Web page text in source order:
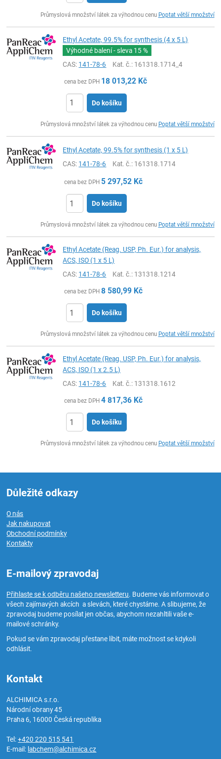
Průmyslová množství látek za výhodnou cenu Poptat větší množství
Ethyl Acetate, 99.5% for synthesis (4 x 5 L)
Výhodné balení - sleva 15 %
CAS: 141-78-6 Kat. č.: 161318.1714_4
cena bez DPH 18 013,22 Kč
Do košíku
Průmyslová množství látek za výhodnou cenu Poptat větší množství
Ethyl Acetate, 99.5% for synthesis (1 x 5 L)
CAS: 141-78-6 Kat. č.: 161318.1714
cena bez DPH 5 297,52 Kč
Do košíku
Průmyslová množství látek za výhodnou cenu Poptat větší množství
Ethyl Acetate (Reag. USP, Ph. Eur.) for analysis,
ACS, ISO (1 x 5 L)
CAS: 141-78-6 Kat. č.: 131318.1214
cena bez DPH 8 580,99 Kč
Do košíku
Průmyslová množství látek za výhodnou cenu Poptat větší množství
Ethyl Acetate (Reag. USP, Ph. Eur.) for analysis,
ACS, ISO (1 x 2.5 L)
CAS: 141-78-6 Kat. č.: 131318.1612
cena bez DPH 4 817,36 Kč
Do košíku
Průmyslová množství látek za výhodnou cenu Poptat větší množství
Důležité odkazy
O nás
Jak nakupovat
Obchodní podmínky
Kontakty
E-mailový zpravodaj
Přihlaste se k odběru našeho newsletteru. Budeme vás informovat o
všech zajímavých akcích a slevách, které chystáme. A slibujeme, že
zpravodaj budeme posílat jen občas, abychom nezahltili vaše e-
mailové schránky.
Pokud se vám zpravodaj přestane líbit, máte možnost se kdykoli
odhlásit.
Kontakt
ALCHIMICA s.r.o.
Národní obrany 45
Praha 6, 16000Česká republika
Tel:+420 220 515 541
E-mail: labchem@alchimica.cz